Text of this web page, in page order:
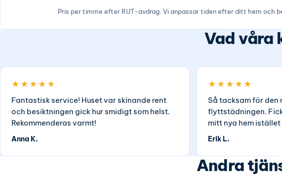
Pris per timme efter RUT-avdrag. Vi anpassar tiden efter ditt hem och
Vad våra
★★★★★
Fantastisk service! Huset var skinande rent
och besiktningen gick hur smidigt som helst.
Rekommenderas varmt!
Anna K.
★★★★★
Så tacksam för den
flyttstädningen.
mitt nya hem
Erik L.
Andra